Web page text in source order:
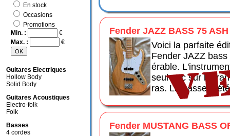
Fender JAZZ BASS 75
Voici la parfaite
Fender JAZZ
érable.
seul poc sur la
ras. La basse a
Fender MUSTANG BASS
En stock
Occasions
Promotions
Min. :
€
Max. :
€
Guitares Electriques
Hollow Body
Solid Body
Guitares Acoustiques
Electro-folk
Folk
Basses
4 cordes